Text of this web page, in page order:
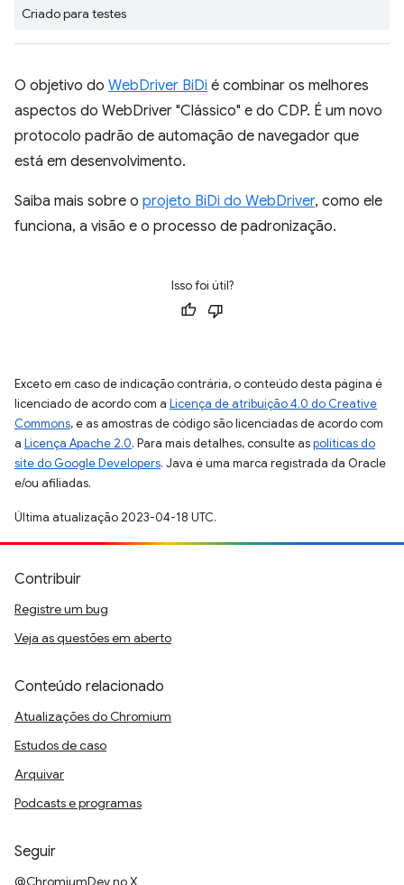
Criado para testes
O objetivo do WebDriver BiDi é combinar os melhores
aspectos do WebDriver "Clássico" e do CDP. É um novo
protocolo padrão de automação de navegador que
está em desenvolvimento.
Saiba mais sobre o projeto BiDi do WebDriver, como ele
funciona, a visão e o processo de padronização.
Isso foi útil?
Exceto em caso de indicação contrária, o conteúdo desta página é
licenciado de acordo com a Licença de atribuição 4.0 do Creative
Commons, e as amostras de código são licenciadas de acordo com
a Licença Apache 2.0. Para mais detalhes, consulte aspolíticas do
site do Google Developers. Java é uma marca registrada da Oracle
e/ou afiliadas.
Última atualização 2023-04-18 UTC.
Contribuir
Registre um bug
Veja as questões em aberto
Conteúdo relacionado
Atualizações do Chromium
Estudos de caso
Arquivar
Podcasts e programas
Seguir
@ChromiumDev no X